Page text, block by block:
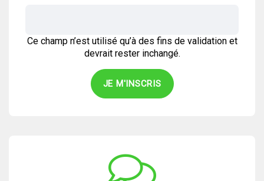
Ce champ n’est utilisé qu’à des fins de validation et
devrait rester inchangé.